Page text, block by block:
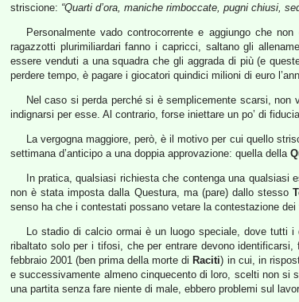
striscione: “Quarti d’ora, maniche rimboccate, pugni chiusi,
Personalmente vado controcorrente e aggiungo che
ragazzotti plurimiliardari fanno i capricci, saltano gli
essere venduti a una squadra che gli aggrada di più (e
perdere tempo, è pagare i giocatori quindici milioni di euro
Nel caso si perda perché si è semplicemente scarsi,
indignarsi per esse. Al contrario, forse iniettare un po’ di
La vergogna maggiore, però, è il motivo per cui quello
settimana d’anticipo a una doppia approvazione: quella della
In pratica, qualsiasi richiesta che contenga una
non è stata imposta dalla Questura, ma (pare) dallo stesso
senso ha che i contestati possano vetare la contestazione dei
Lo stadio di calcio ormai è un luogo speciale, dove tutti
ribaltato solo per i tifosi, che per entrare devono
febbraio 2001 (ben prima della morte di Raciti) in cui, in
e successivamente almeno cinquecento di loro, scelti non si
una partita senza fare niente di male, ebbero problemi sul